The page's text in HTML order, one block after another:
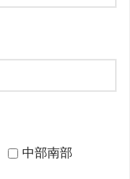
中部南部